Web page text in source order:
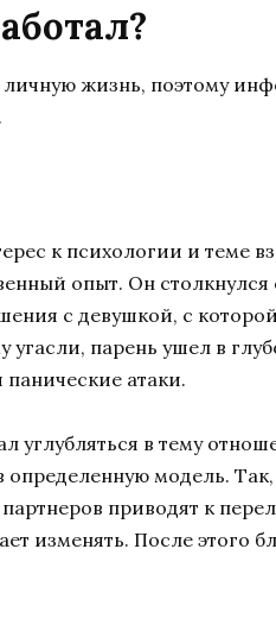
жизнь, поэтому
к психологии и теме
опыт. Он
с девушкой, с
парень ушел в
панические атаки.
углубляться в тему
определенную модель.
приводят к
изменять. После этого